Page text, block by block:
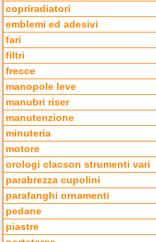
copriradiatori
emblemi ed adesivi
fari
filtri
frecce
manopole leve
manubri riser
manutenzione
minuteria
motore
orologi clacson strumenti vari
parabrezza cupolini
parafanghi ornamenti
pedane
piastre